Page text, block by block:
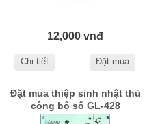
12,000 vnđ
Chi tiết Đặt mua
Đặt mua thiệp sinh nhật thủ
công bộ số GL-428